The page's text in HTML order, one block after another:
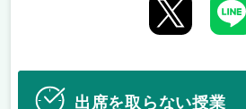
出席を取らない授業